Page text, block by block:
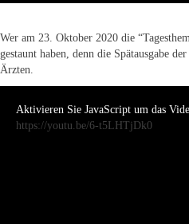
Wer am 23. Oktober 2020 die
gestaunt haben, denn die Spätausgabe
Ärzten.
Aktivieren Sie JavaScript um das
https://youtu.be/6-t5LHTjDk0